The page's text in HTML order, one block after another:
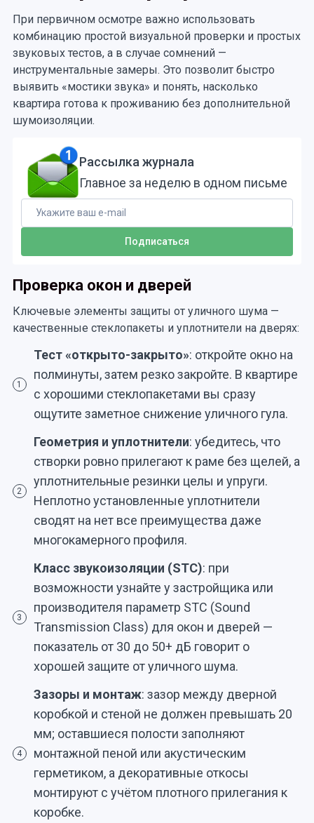
При первичном осмотре важно использовать
комбинацию простой визуальной проверки и простых
звуковых тестов, а в случае сомнений —
инструментальные замеры. Это позволит быстро
выявить «мостики звука» и понять, насколько
квартира готова к проживанию без дополнительной
шумоизоляции.
Рассылка журнала
Главное за неделю в одном письме
Проверка окон и дверей
Ключевые элементы защиты от уличного шума —
качественные стеклопакеты и уплотнители на дверях:
1
Тест «открыто-закрыто»: откройте окно на
полминуты, затем резко закройте. В квартире
с хорошими стеклопакетами вы сразу
ощутите заметное снижение уличного гула.
2
Геометрия и уплотнители: убедитесь, что
створки ровно прилегают к раме без щелей, а
уплотнительные резинки целы и упруги.
Неплотно установленные уплотнители
сводят на нет все преимущества даже
многокамерного профиля.
3
Класс звукоизоляции (STC): при
возможности узнайте у застройщика или
производителя параметр STC (Sound
Transmission Class) для окон и дверей —
показатель от 30 до 50+ дБ говорит о
хорошей защите от уличного шума.
4
Зазоры и монтаж: зазор между дверной
коробкой и стеной не должен превышать 20
мм; оставшиеся полости заполняют
монтажной пеной или акустическим
герметиком, а декоративные откосы
монтируют с учётом плотного прилегания к
коробке.